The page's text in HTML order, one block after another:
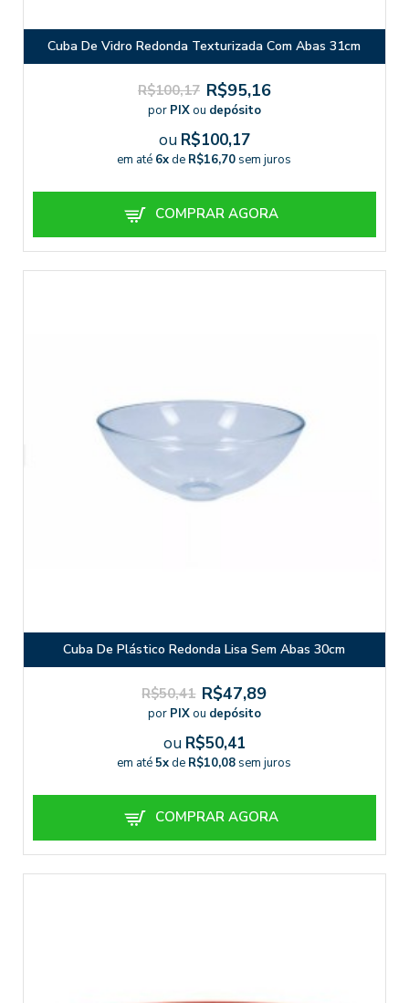
Cuba De Vidro Redonda Texturizada Com Abas 31cm
R$100,17 R$95,16
por PIXou depósito
ou R$100,17
em até 6xde R$16,70 sem juros
COMPRAR AGORA
Cuba De Plástico Redonda Lisa Sem Abas 30cm
R$50,41 R$47,89
por PIXou depósito
ou R$50,41
em até 5xde R$10,08 sem juros
COMPRAR AGORA